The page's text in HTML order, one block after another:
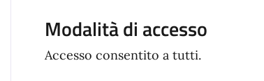
Modalità di accesso
Accesso consentito a tutti.